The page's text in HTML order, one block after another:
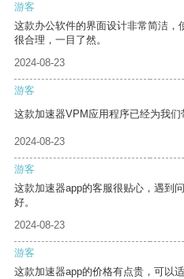
游客
这款办公软件的界面设计非常简洁，
很合理，一目了然。
2024-08-23
游客
这款加速器VPM应用程序已经为我们
2024-08-23
游客
这款加速器app的客服很贴心，遇到
好。
2024-08-23
游客
这款加速器app的价格有点贵，可以